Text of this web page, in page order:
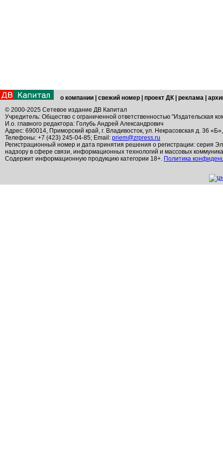
о компании свежий номер проект ДК реклама
© 2000-2025 Сетевое издание ДВ Капитал
Учредитель: Общество с ограниченной ответственностью "Издательская
И.о. главного редактора: Голубь Андрей Александрович
Адрес: 690014, Приморский край, г. Владивосток, ул. Некрасовская д. 36
Телефоны: +7 (423) 245-04-85; Email: priem@zrpress.ru
Регистрационный номер и дата принятия решения о регистрации: серия
надзору в сфере связи, информационных технологий и массовых
Содержит информационную продукцию категории 18+. Политика